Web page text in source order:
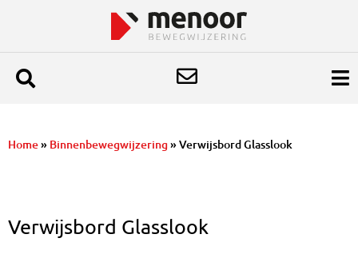
Home» Binnenbewegwijzering» Verwijsbord Glasslook
Verwijsbord Glasslook